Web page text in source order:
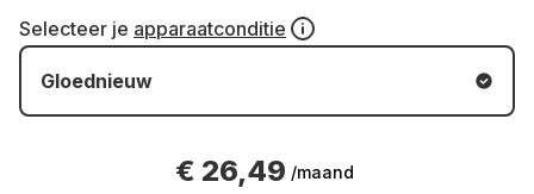
Selecteer je apparaatconditie
Gloednieuw
€ 26,49 /maand